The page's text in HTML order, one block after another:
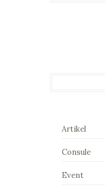
Artikel
Consule
Event